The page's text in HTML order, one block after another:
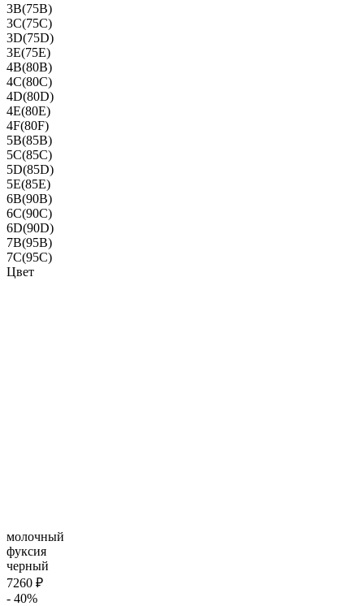
3B(75B)
3C(75C)
3D(75D)
3E(75E)
4B(80B)
4C(80C)
4D(80D)
4E(80E)
4F(80F)
5B(85B)
5C(85C)
5D(85D)
5E(85E)
6B(90B)
6C(90C)
6D(90D)
7B(95B)
7C(95C)
Цвет
молочный
фуксия
черный
7260 ₽
- 40%